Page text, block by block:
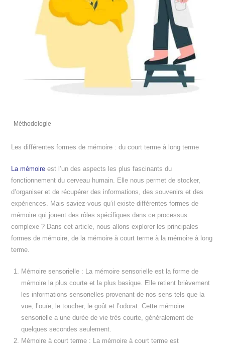
Méthodologie
Les différentes formes de mémoire : du court terme à long terme
La mémoire est l’un des aspects les plus fascinants du
fonctionnement du cerveau humain. Elle nous permet de stocker,
d’organiser et de récupérer des informations, des souvenirs et des
expériences. Mais saviez-vous qu’il existe différentes formes de
mémoire qui jouent des rôles spécifiques dans ce processus
complexe ? Dans cet article, nous allons explorer les principales
formes de mémoire, de la mémoire à court terme à la mémoire à long
terme.
Mémoire sensorielle : La mémoire sensorielle est la forme de
mémoire la plus courte et la plus basique. Elle retient brièvement
les informations sensorielles provenant de nos sens tels que la
vue, l’ouïe, le toucher, le goût et l’odorat. Cette mémoire
sensorielle a une durée de vie très courte, généralement de
quelques secondes seulement.
Mémoire à court terme : La mémoire à court terme est